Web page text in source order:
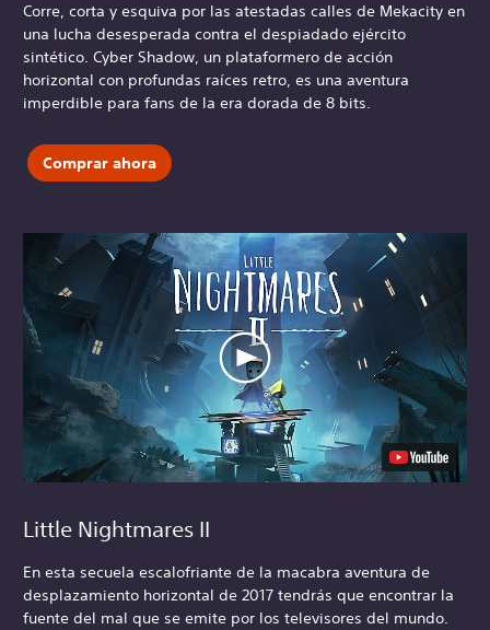
Corre, corta y esquiva por las atestadas calles de Mekacity en
una lucha desesperada contra el despiadado ejército
sintético. Cyber Shadow, un plataformero de acción
horizontal con profundas raíces retro, es una aventura
imperdible para fans de la era dorada de 8 bits.
Comprar ahora
Little Nightmares II
En esta secuela escalofriante de la macabra aventura de
desplazamiento horizontal de 2017 tendrás que encontrar la
fuente del mal que se emite por los televisores del mundo.